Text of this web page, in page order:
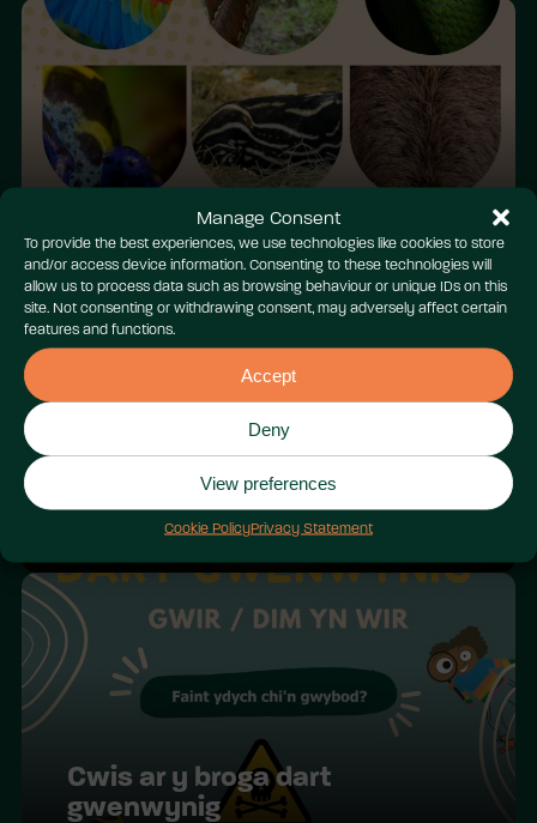
Manage Consent
To provide the best experiences, we use technologies like cookies to store
and/or access device information. Consenting to these technologies will
allow us to process data such as browsing behaviour or unique IDs on this
site. Not consenting or withdrawing consent, may adversely affect certain
features and functions.
Accept
Deny
View preferences
Cookie PolicyPrivacy Statement
Patrymau gwyllt
Taflen weithgaredd: Coedwig
yr Iwerydd
Cwis ar y broga dart
gwenwynig